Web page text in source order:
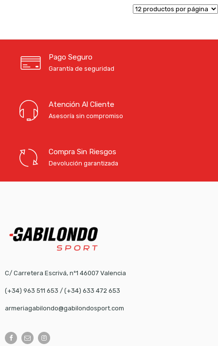
Pago Seguro
Garantía de seguridad
Atención Al Cliente
Asesoría sin compromiso
Compra Sin Riesgos
Devolución garantizada
C/ Carretera Escrivá, nº1 46007 Valencia
(+34) 963 511 653 / (+34) 633 472 653
armeriagabilondo@gabilondosport.com